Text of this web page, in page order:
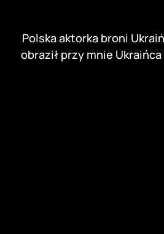
Antyukraiński incydent
Samochód pokryty